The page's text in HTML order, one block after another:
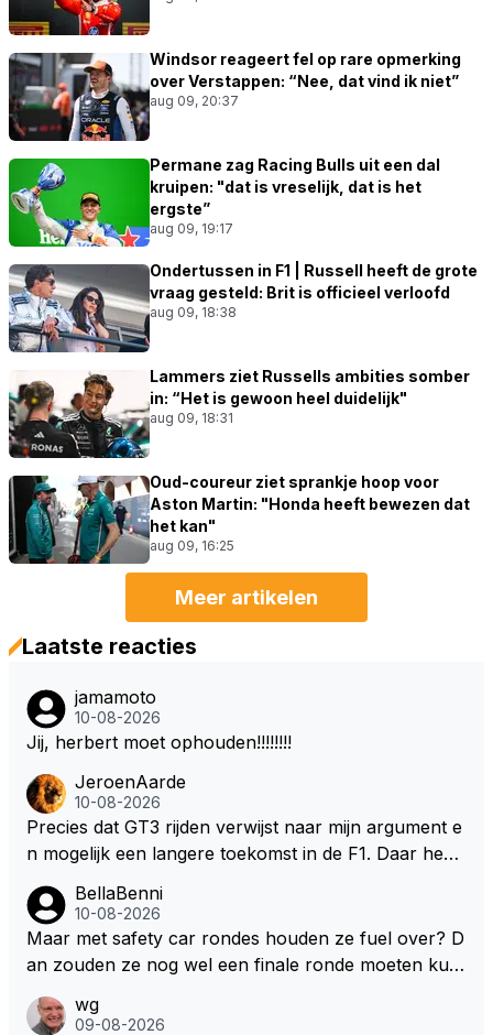
Windsor reageert fel op rare opmerking
over Verstappen: “Nee, dat vind ik niet”
aug 09, 20:37
Permane zag Racing Bulls uit een dal
kruipen: "dat is vreselijk, dat is het
ergste”
aug 09, 19:17
Ondertussen in F1 | Russell heeft de grote
vraag gesteld: Brit is officieel verloofd
aug 09, 18:38
Lammers ziet Russells ambities somber
in: “Het is gewoon heel duidelijk"
aug 09, 18:31
Oud-coureur ziet sprankje hoop voor
Aston Martin: "Honda heeft bewezen dat
het kan"
aug 09, 16:25
Meer artikelen
Laatste reacties
jamamoto
10-08-2026
Jij, herbert moet ophouden!!!!!!!!
JeroenAarde
10-08-2026
Precies dat GT3 rijden verwijst naar mijn argument e
n mogelijk een langere toekomst in de F1. Daar heeft
erademing was. Dit zou in de F1 bij elke race moeten
zijn. Stel de auto's worden zoals ik omschreef en M
ax kan helemaal los gaan met zijn talenten, dan zie i
en na het volgende kontrakt.
BellaBenni
10-08-2026
Maar met safety car rondes houden ze fuel over? D
an zouden ze nog wel een finale ronde moeten kun
wg
09-08-2026